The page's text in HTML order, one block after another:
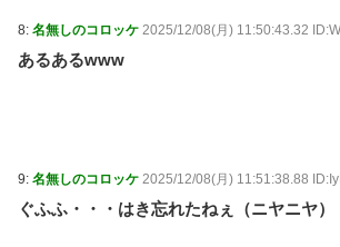
8: 名無しのコロッケ 2025/12/08(月) 11:50:43.32
あるあるwww
9: 名無しのコロッケ 2025/12/08(月) 11:51:38.88
ぐふふ・・・はき忘れたねぇ（ニヤニヤ）